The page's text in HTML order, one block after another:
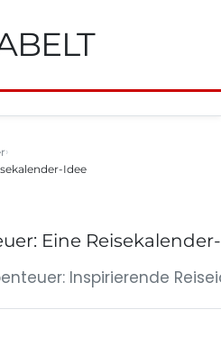
Idee
Eine
Inspirierende